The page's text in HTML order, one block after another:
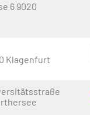
6 9020
Klagenfurt